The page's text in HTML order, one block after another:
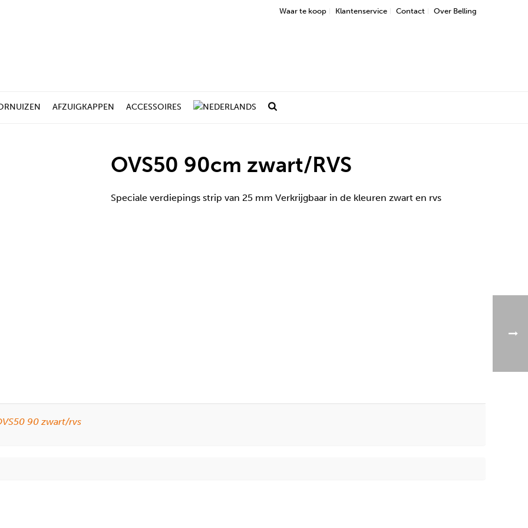
Waar te koop Klantenservice Contact Over Belling
AFZUIGKAPPEN ACCESSOIRES
OVS50 90cm zwart/RVS
Speciale verdiepings strip van 25 mm Verkrijgbaar in de kleuren zwart en rvs
90 zwart/rvs